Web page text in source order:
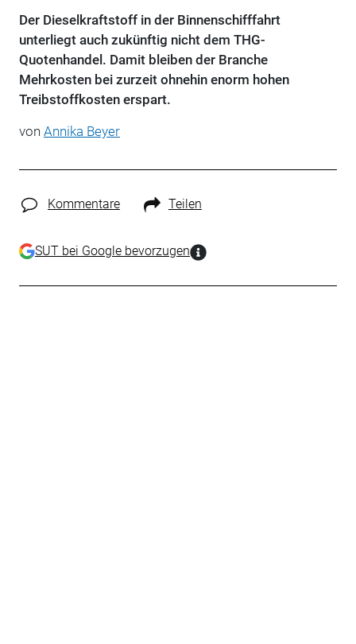
Der Dieselkraftstoff in der Binnenschifffahrt
unterliegt auch zukünftig nicht dem THG-
Quotenhandel. Damit bleiben der Branche
Mehrkosten bei zurzeit ohnehin enorm hohen
Treibstoffkosten erspart.
von Annika Beyer
Kommentare Teilen
SUT bei Google bevorzugen